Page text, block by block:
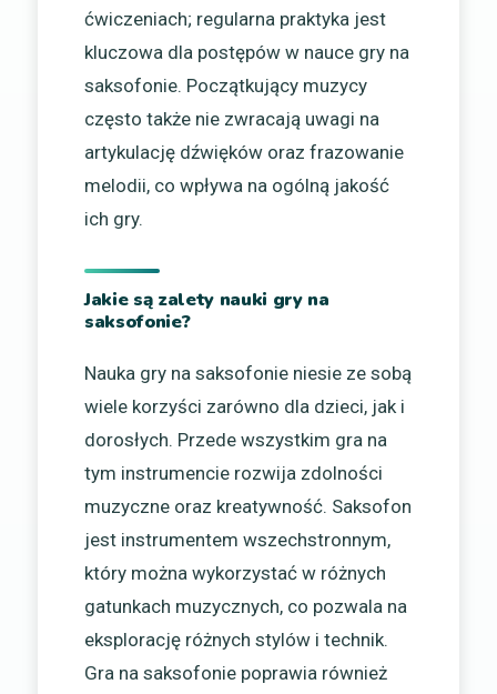
ćwiczeniach; regularna praktyka jest
kluczowa dla postępów w nauce gry na
saksofonie. Początkujący muzycy
często także nie zwracają uwagi na
artykulację dźwięków oraz frazowanie
melodii, co wpływa na ogólną jakość
ich gry.
Jakie są zalety nauki gry na
saksofonie?
Nauka gry na saksofonie niesie ze sobą
wiele korzyści zarówno dla dzieci, jak i
dorosłych. Przede wszystkim gra na
tym instrumencie rozwija zdolności
muzyczne oraz kreatywność. Saksofon
jest instrumentem wszechstronnym,
który można wykorzystać w różnych
gatunkach muzycznych, co pozwala na
eksplorację różnych stylów i technik.
Gra na saksofonie poprawia również